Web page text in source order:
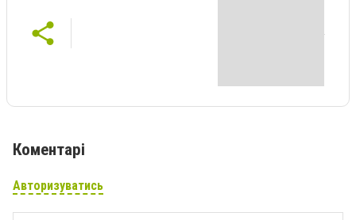
Коментарі
Авторизуватись